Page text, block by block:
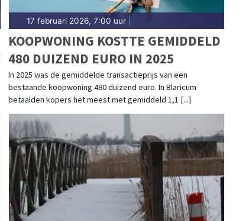
17 februari 2026, 7:00 uur|
KOOPWONING KOSTTE GEMIDDELD
480 DUIZEND EURO IN 2025
In 2025 was de gemiddelde transactieprijs van een
bestaande koopwoning 480 duizend euro. In Blaricum
betaalden kopers het meest met gemiddeld 1,1 [...]